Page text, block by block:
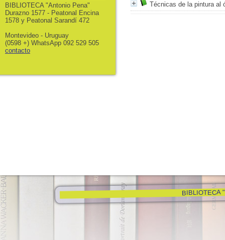
Técnicas de la pintura al
BIBLIOTECA
BIBLIOTECA "Antonio Pena"
Durazno 1577 - Peatonal Encina
1578 y Peatonal Sarandí 472
Montevideo - Uruguay
(0598 +) WhatsApp 092 529 505
contacto